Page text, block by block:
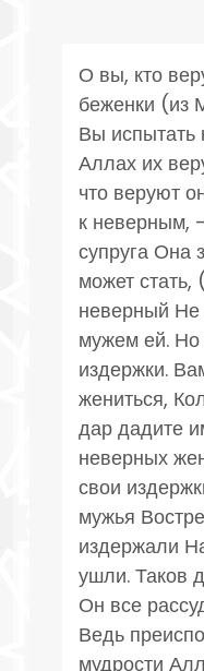
О вы, кто
беженки (из
Вы
Аллах их
что веруют
к неверным,
супруга Она
может
неверный
мужем ей. Но
издержки.
жениться,
дар дадите
неверных
свои
мужья
издержали
ушли. Таков
Он все
Ведь
мудрости